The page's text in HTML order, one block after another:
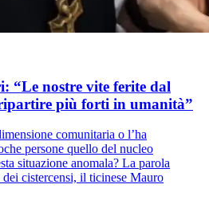
“Le nostre vite ferite dal
più forti in umanità”
comunitaria o l’ha
persone quello del nucleo
situazione anomala? La parola
cistercensi, il ticinese Mauro